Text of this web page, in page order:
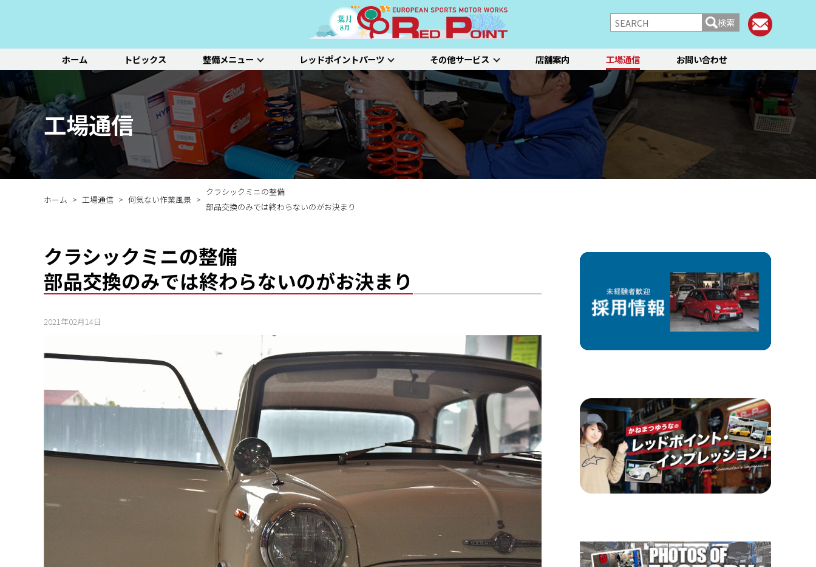
検索
ホーム トピックス 整備メニュー
整備メニュー
レッドポイントが推奨す
る、すべての車種に共通
する基本整備と、車両の
状態に応じた３段階のセ
ットメニューをご紹介し
ます。
一覧ページ
基本整備一覧
ADAS（先進運転支援システム）診断 SDL診断 ホイールアライメント点検・調整
オイル交換
エアコン整備
タイヤ整備 新車点検整備 12か月点検/24か月点検
初診点検・セットメニュー
初診点検 ステージ1／ベーシック ステージ2／ルーティーン
ステージ3／リフレッシュ
ステージ2／ステージ3 車種別価格表
レッドポイントパーツ
レッドポイント
パーツ
オリジナル&おすすめパ
ーツのご紹介
一覧ページ
車種別選択
ルノー プジョー シトロエン/DS アルファロメオ フィアット／アバルト
機能別選択
エンジン/駆動系 吸排気系 サスペンション/シャーシ
ブレーキ
ホイール/タイヤ
エクステリア インテリア 快適装備
その他サービス
その他のサービ
ス
新車の販売や中古車販
売、ならびに買い取りや
レンタカー等のサービス
を行なっております。
一覧ページ
新車販売・整備 特選中古車 車両買い取り
レンタカー
その他サービス
店舗案内 工場通信 お問い合わせ
工場通信
ホーム 工場通信 何気ない作業風景
クラシックミニの整備
部品交換のみでは終わらないのがお決まり
クラシックミニの整備
部品交換のみでは終わらないのがお決まり
2021年02月14日